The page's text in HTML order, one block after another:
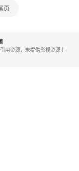
页
用资源，未提供影视资源上